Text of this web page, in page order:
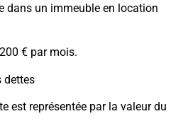
dans un immeuble en location
€ par mois.
dettes
est représentée par la valeur du